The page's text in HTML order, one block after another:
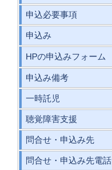
申込必要事項
申込み
HPの申込みフォーム
申込み備考
一時託児
聴覚障害支援
問合せ・申込み先
問合せ・申込み先電話